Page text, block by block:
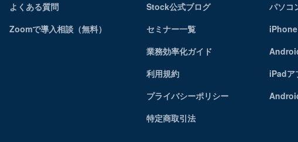
よくある質問
Zoomで導入相談（無料）
Stock公式ブログ
セミナー一覧
業務効率化ガイド
利用規約
プライバシーポリシー
特定商取引法
パソコ
iPhone
iPadア